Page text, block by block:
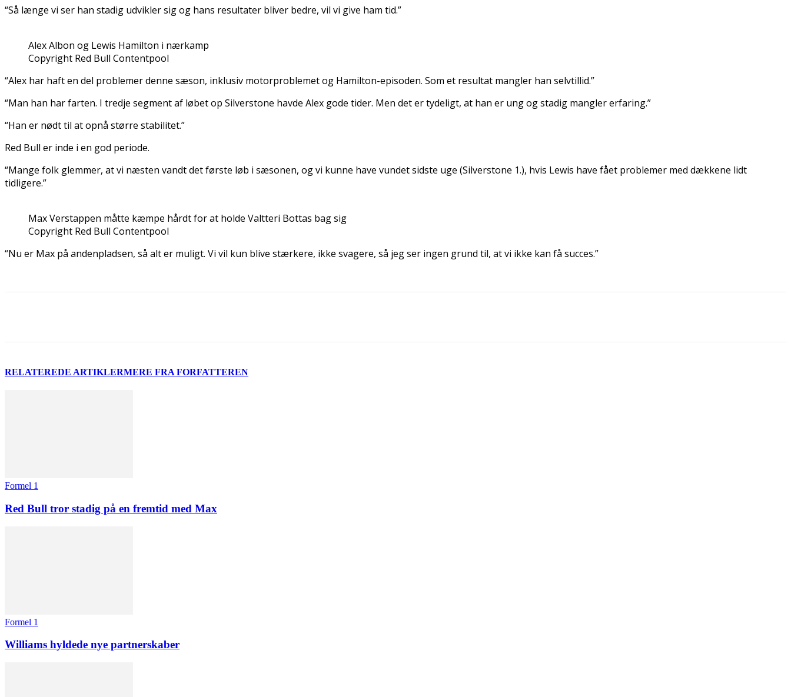
“Så længe vi ser han stadig udvikler sig og hans resultater bliver bedre, vil vi give ham tid.”
Alex Albon og Lewis Hamilton i nærkamp
Copyright Red Bull Contentpool
“Alex har haft en del problemer denne sæson, inklusiv motorproblemet og Hamilton-episoden. Som et resultat mangler han selvtillid.”
“Man han har farten. I tredje segment af løbet op Silverstone havde Alex gode tider. Men det er tydeligt, at han er ung og stadig mangler erfaring.”
“Han er nødt til at opnå større stabilitet.”
Red Bull er inde i en god periode.
“Mange folk glemmer, at vi næsten vandt det første løb i sæsonen, og vi kunne have vundet sidste uge (Silverstone 1.), hvis Lewis have fået problemer med dækkene lidt
tidligere.”
Max Verstappen måtte kæmpe hårdt for at holde Valtteri Bottas bag sig
Copyright Red Bull Contentpool
“Nu er Max på andenpladsen, så alt er muligt. Vi vil kun blive stærkere, ikke svagere, så jeg ser ingen grund til, at vi ikke kan få succes.”
RELATEREDE ARTIKLERMERE FRA FORFATTEREN
Formel 1
Red Bull tror stadig på en fremtid med Max
Formel 1
Williams hyldede nye partnerskaber